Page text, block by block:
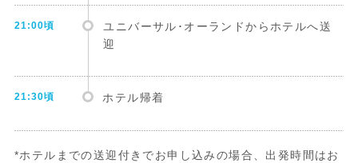
21:00頃
ユニバーサル･オーランドからホテルへ送
迎
21:30頃 ホテル帰着
*ホテルまでの送迎付きでお申し込みの場合、出発時間はお